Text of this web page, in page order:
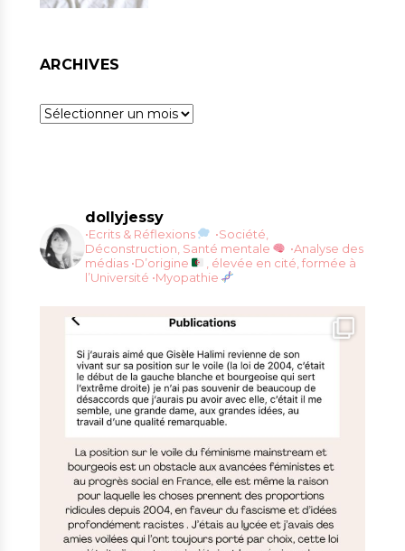
ARCHIVES
Archives
dollyjessy
•Ecrits & Réflexions
•Société,
Déconstruction, Santé mentale
•Analyse des
médias •D’origine
, élevée en cité, formée à
l’Université •Myopathie